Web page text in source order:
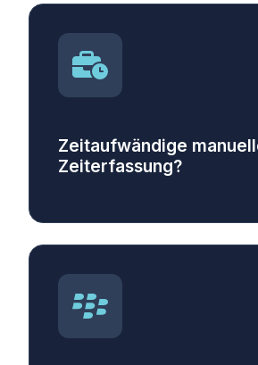
Zeitaufwändige
Zeiterfassung?